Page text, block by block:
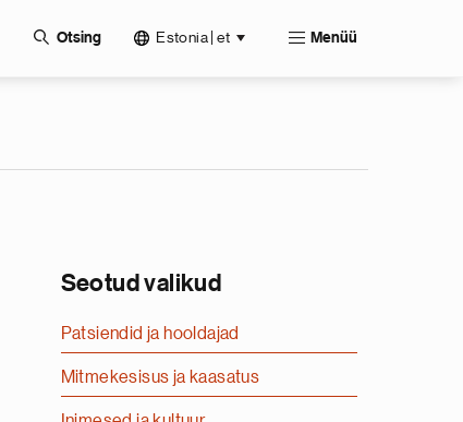
Otsing Estonia | et Menüü
Seotud valikud
Patsiendid ja hooldajad
Mitmekesisus ja kaasatus